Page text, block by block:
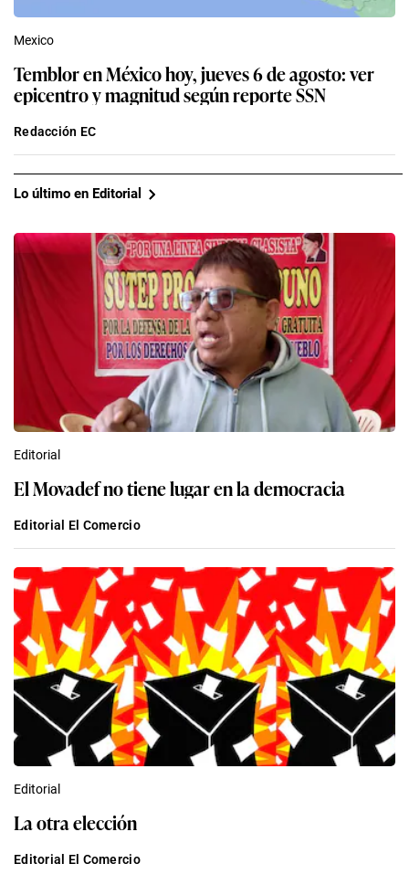
Mexico
Temblor en México hoy, jueves 6 de agosto: ver
epicentro y magnitud según reporte SSN
Redacción EC
Lo último en Editorial
Editorial
El Movadef no tiene lugar en la democracia
Editorial El Comercio
Editorial
La otra elección
Editorial El Comercio